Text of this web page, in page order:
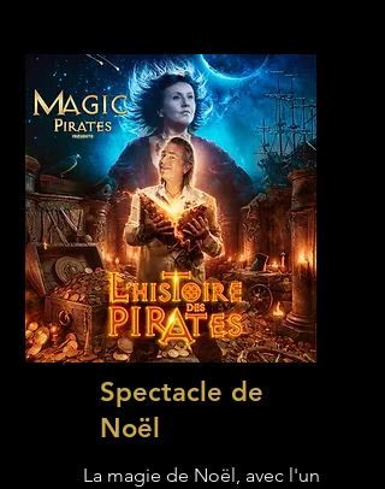
Spectacle de
Noël
La magie de Noël, avec l'un